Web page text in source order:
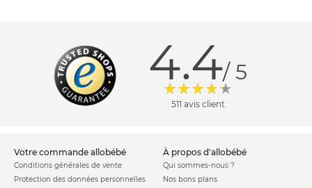
4.4/ 5
511 avis client
votre commande allobébé
Conditions générales de vente
Protection des données personnelles
à propos d'allobébé
Qui sommes-nous ?
Nos bons plans